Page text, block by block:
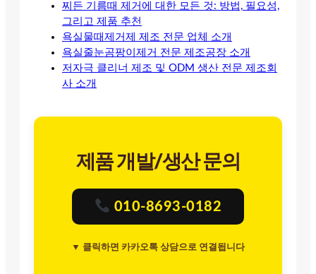
찌든 기름때 제거에 대한 모든 것: 방법, 필요성,
그리고 제품 추천
욕실물때제거제 제조 전문 업체 소개
욕실줄눈곰팡이제거 전문 제조공장 소개
저자극 클리너 제조 및 ODM 생산 전문 제조회
사 소개
제품 개발/생산 문의
010-8693-0182
▼ 클릭하면 카카오톡 상담으로 연결됩니다